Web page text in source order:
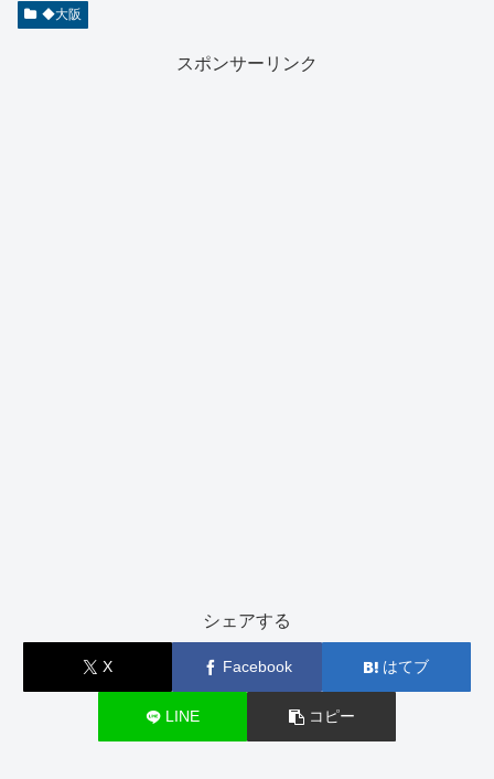
◆大阪
スポンサーリンク
シェアする
X Facebook はてブ
LINE コピー